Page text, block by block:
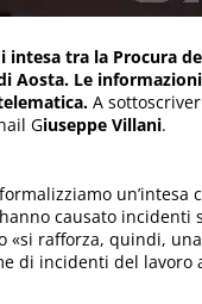
tra la Procura
Aosta. Le
A
Giuseppe Villani.
un’intesa
causato incidenti
«si rafforza, quindi,
di incidenti del lavoro